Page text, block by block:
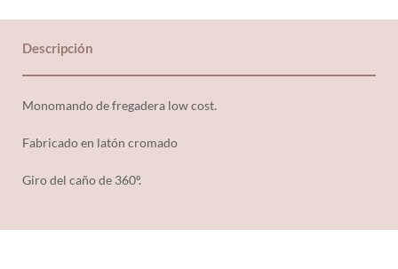
Descripción
Monomando de fregadera low cost.
Fabricado en latón cromado
Giro del caño de 360º.